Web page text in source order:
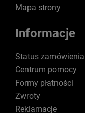
Mapa strony
Informacje
Status zamówienia
Centrum pomocy
Formy płatności
Zwroty
Reklamacje